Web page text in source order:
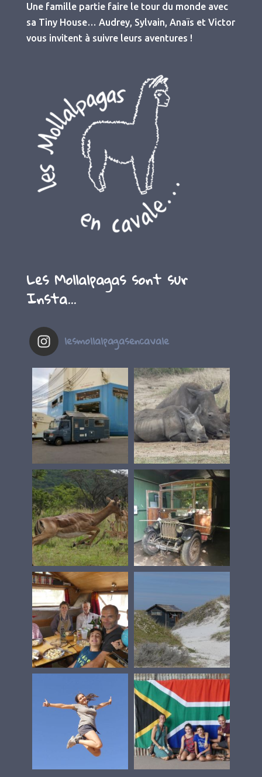
Une famille partie faire le tour du monde avec
sa Tiny House… Audrey, Sylvain, Anaïs et Victor
vous invitent à suivre leurs aventures !
Les Mollalpagas sont sur
Insta…
lesmollalpagasencavale